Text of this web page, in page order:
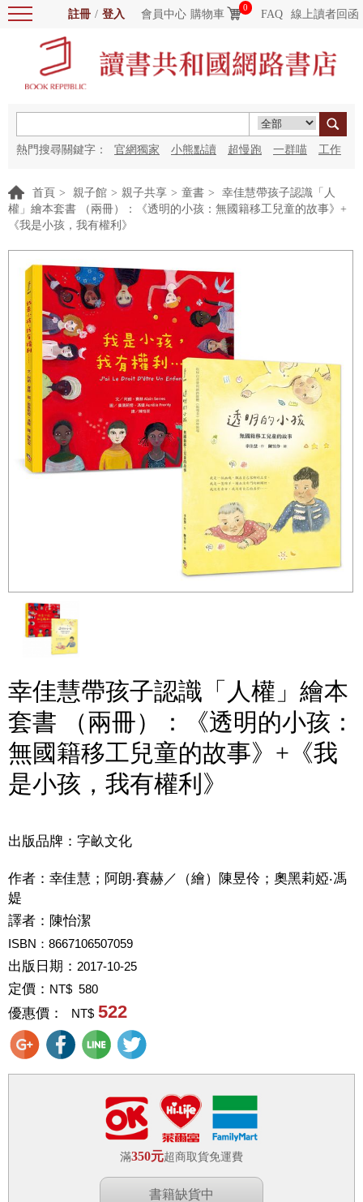
註冊 / 登入 會員中心 購物車
0
FAQ 線上讀者回函
熱門搜尋關鍵字： 官網獨家 小熊點讀 超慢跑 一群喵 工作
首頁 > 親子館 > 親子共享 > 童書 >
幸佳慧帶孩子認識「人
權」繪本套書 （兩冊）：《透明的小孩：無國籍移工兒童的故事》+
《我是小孩，我有權利》
幸佳慧帶孩子認識「人權」繪本
套書 （兩冊）：《透明的小孩：
無國籍移工兒童的故事》+《我
是小孩，我有權利》
出版品牌：字畝文化
作者： 幸佳慧；阿朗‧賽赫／（繪）陳昱伶；奧黑莉婭‧馮
媞
譯者： 陳怡潔
ISBN：8667106507059
出版日期： 2017-10-25
定價： NT$ 580
優惠價： NT$ 522
滿350元超商取貨免運費
書籍缺貨中